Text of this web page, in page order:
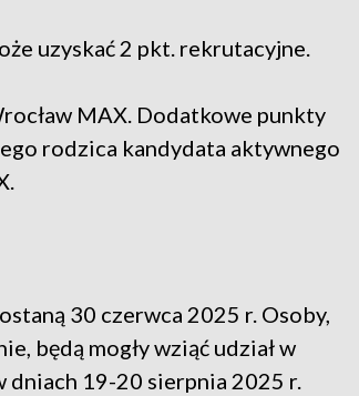
uzyskać 2 pkt. rekrutacyjne.
MAX. Dodatkowe punkty
rodzica kandydata aktywnego
30 czerwca 2025 r. Osoby,
będą mogły wziąć udział w
dniach 19-20 sierpnia 2025 r.